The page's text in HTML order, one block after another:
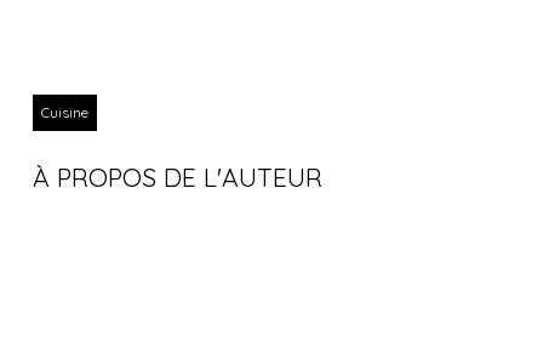
Cuisine
À PROPOS DE L'AUTEUR